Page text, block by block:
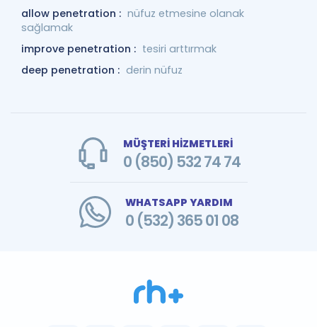
allow penetration : nüfuz etmesine olanak
sağlamak
improve penetration : tesiri arttırmak
deep penetration : derin nüfuz
MÜŞTERİ HİZMETLERİ
0 (850) 532 74 74
WHATSAPP YARDIM
0 (532) 365 01 08